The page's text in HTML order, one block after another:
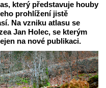
který představuje houby
prohlížení jistě
Na vzniku atlasu se
Jan Holec, se kterým
na nové publikaci.